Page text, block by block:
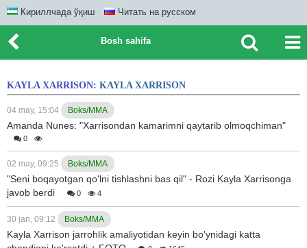
Кириллчада ўқиш Читать на русском
Bosh sahifa
KAYLA XARRISON: KAYLA XARRISON
04 may, 15:04 Boks/MMA
Amanda Nunes: "Xarrisondan kamarimni qaytarib olmoqchiman"
0
02 may, 09:25 Boks/MMA
"Seni boqayotgan qo'lni tishlashni bas qil" - Rozi Kayla Xarrisonga
javob berdi
0 4
30 jan, 09:12 Boks/MMA
Kayla Xarrison jarrohlik amaliyotidan keyin bo'ynidagi katta